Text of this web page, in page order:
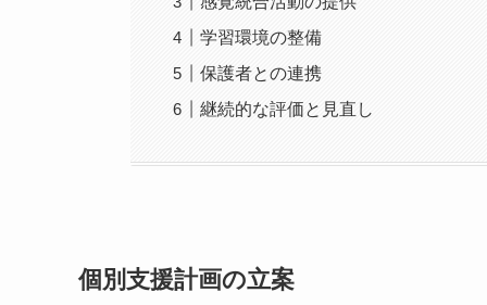
学習環境の整備
保護者との連携
継続的な評価と見直し
個別支援計画の立案